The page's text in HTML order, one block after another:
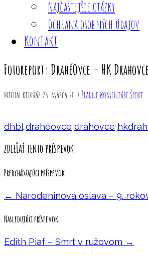
Najčastejšie otázky
Ochrana osobných údajov
Kontakt
Fotoreport: DrahéOvce – HK Drahovce
Michal Bednár 23. marca 2017 Žiadne komentáre Šport
dhbl drahéovce drahovce
ZDIEĽAŤ TENTO PRÍSPEVOK
Predchádzajúci príspevok
← Narodeninová oslava – 9.
Nasledujúci príspevok
Edith Piaf – Smrť v ružovom →